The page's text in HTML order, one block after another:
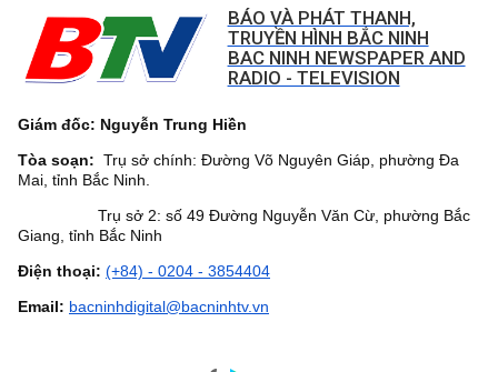
BÁO VÀ PHÁT THANH,
TRUYỀN HÌNH BẮC NINH
BAC NINH NEWSPAPER AND
RADIO - TELEVISION
Giám đốc: Nguyễn Trung Hiền
Tòa soạn: Trụ sở chính: Đường Võ Nguyên Giáp, phường Đa
Mai, tỉnh Bắc Ninh.
Trụ sở 2: số 49 Đường Nguyễn Văn Cừ, phường Bắc
Giang, tỉnh Bắc Ninh
Điện thoại: (+84) - 0204 - 3854404
Email: bacninhdigital@bacninhtv.vn